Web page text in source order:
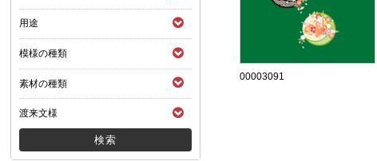
用途
模様の種類
素材の種類
渡来文様
00003091